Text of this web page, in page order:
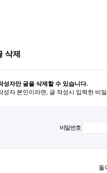
삭제
성자만 글을 삭제할 수 있습니다.
성자 본인이라면, 글 작성시 입력한 비
비밀번호
돌